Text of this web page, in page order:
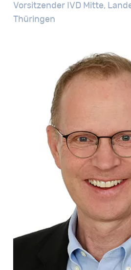
Vorsitzender IVD Mitte,
Thüringen